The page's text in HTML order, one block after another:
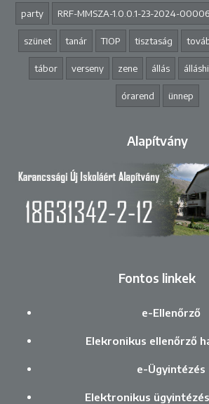
party RRF-MMSZA-1.0.0.1-23-2024-00006
szünet tanár TIOP tisztaság
tábor verseny zene állás
órarend ünnep
Alapítvány
Fontos linkek
e-Ellenőrző
Elekronikus ellenőrző
e-Ügyintézés
Elektronikus